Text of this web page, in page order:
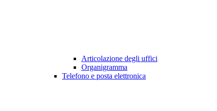
Articolazione degli uffici
Organigramma
Telefono e posta elettronica